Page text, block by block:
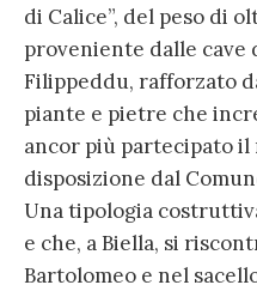
di Calice”, del peso di
proveniente dalle cave
Filippeddu, rafforzato
piante e pietre che
ancor più partecipato il
disposizione dal
Una tipologia
e che, a Biella, si
Bartolomeo e nel